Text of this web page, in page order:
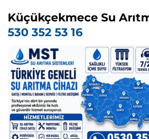
Küçükçekmece Su
530 352 53 16